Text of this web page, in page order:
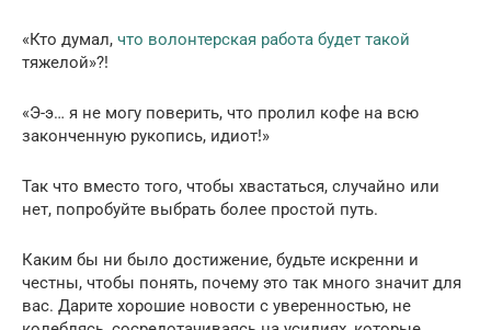
«Кто думал, что волонтерская работа будет такой
тяжелой»?!
«Э-э… ​​я не могу поверить, что пролил кофе на всю
законченную рукопись, идиот!»
Так что вместо того, чтобы хвастаться, случайно или
нет, попробуйте выбрать более простой путь.
Каким бы ни было достижение, будьте искренни и
честны, чтобы понять, почему это так много значит для
вас. Дарите хорошие новости с уверенностью, не